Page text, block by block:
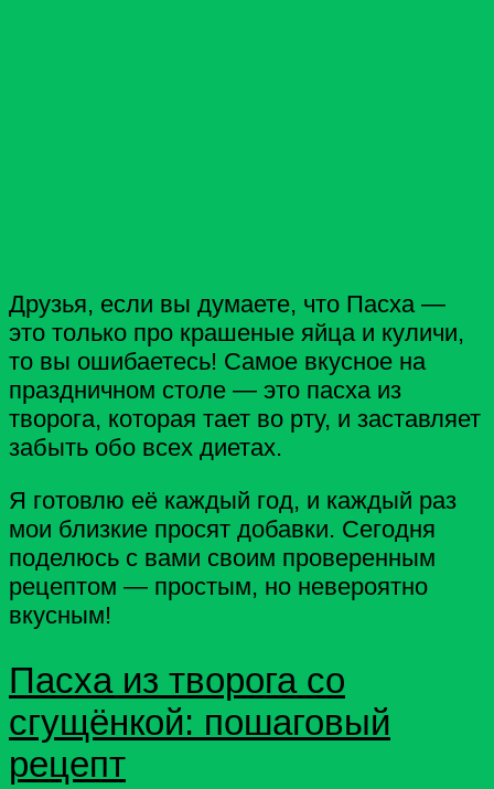
Друзья, если вы думаете, что Пасха —
это только про крашеные яйца и куличи,
то вы ошибаетесь! Самое вкусное на
праздничном столе — это пасха из
творога, которая тает во рту, и заставляет
забыть обо всех диетах.
Я готовлю её каждый год, и каждый раз
мои близкие просят добавки. Сегодня
поделюсь с вами своим проверенным
рецептом — простым, но невероятно
вкусным!
Пасха из творога со
сгущёнкой: пошаговый
рецепт